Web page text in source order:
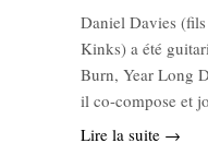
Daniel Davies
Kinks) a été
Burn, Year Long
il co-compose et
Lire la suite →